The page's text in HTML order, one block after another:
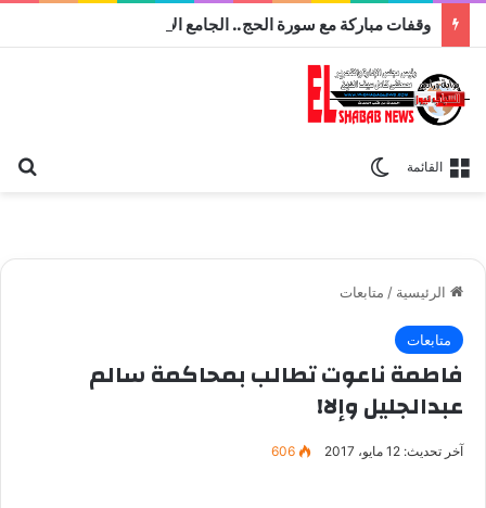
القائمة
الرئيسية / متابعات
متابعات
فاطمة ناعوت تطالب بمحاكمة سالم
عبدالجليل وإلا!
آخر تحديث: 12 مايو، 2017 606